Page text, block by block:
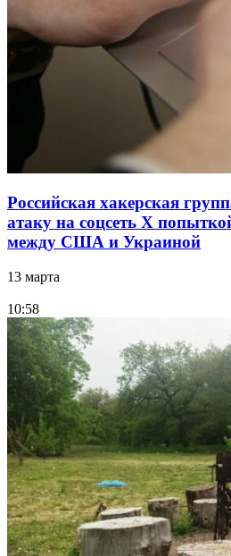
Российская хакерская
атаку на соцсеть Х
между США и Украиной
13 марта
10:58